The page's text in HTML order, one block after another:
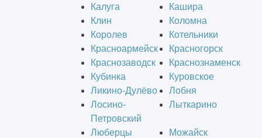
Калуга
Кашира
Клин
Коломна
Королев
Котельники
Красноармейск
Красногорск
Краснозаводск
Краснознаменск
Кубинка
Куровское
Ликино-Дулёво
Лобня
Лосино-
Петровский
Лыткарино
Люберцы
Можайск